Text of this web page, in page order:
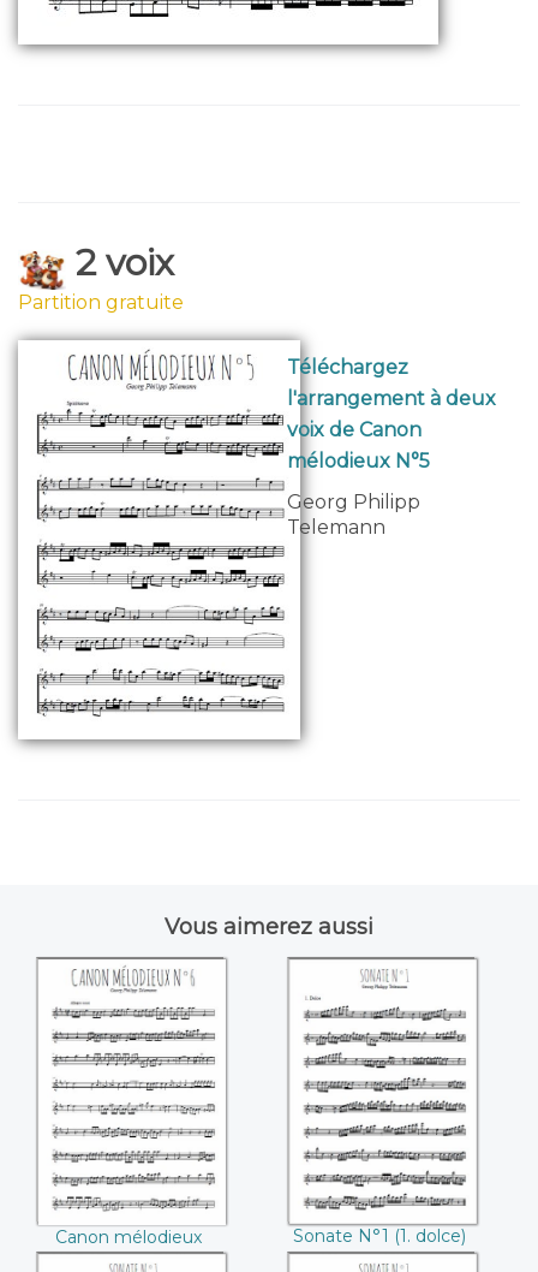
2 voix
Partition gratuite
Téléchargez
l'arrangement à deux
voix de Canon
mélodieux N°5
Georg Philipp
Telemann
Vous aimerez aussi
Canon mélodieux
N°6 ((Georg Philipp
Telemann))
Canon mélodieux
N°6 (Georg Philipp
Sonate N°1 (1.
dolce) ((Georg
Philipp Telemann))
Sonate N°1 (1. dolce)
(Georg Philipp